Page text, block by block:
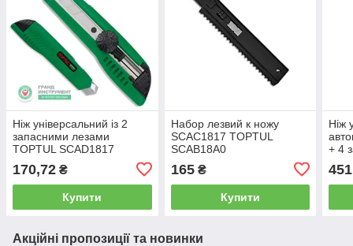
Ніж універсальний із 2
запасними лезами
TOPTUL SCAD1817
170,72 ₴
Купити
Набор лезвий к ножу
SCAC1817 TOPTUL
SCAB18A0
165₴
Купити
Ніж
+ 4
451
Акційні пропозиції та новинки